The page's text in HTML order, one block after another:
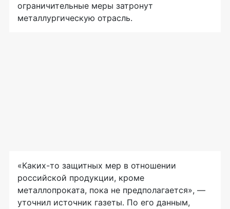
ограничительные меры затронут
металлургическую отрасль.
«Каких-то защитных мер в отношении
российской продукции, кроме
металлопроката, пока не предполагается», —
уточнил источник газеты. По его данным,